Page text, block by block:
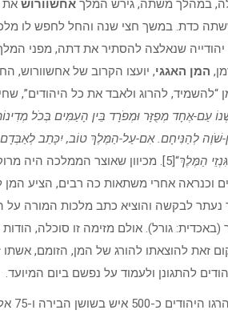
במהלך משתה, גירש המלך אחשוורוש את
כדת. במשך חצי שנה והחל לחפש לו
יהודייה שנאלצה להסתיר את דתה, מפני
המן האגגי, יועצו הקרוב של אחשוורוש,
“להשמיד, להרוג ולאבד את כל היהודים”,
עַם-אֶחָד מְפֻזָּר וּמְפֹרָד בֵּין הָעַמִּים בְּכֹל
שֹׁוֶה לְהַנִּיחָם. אִם-עַל-הַמֶּלֶךְ טוֹב, יִכָּתֵב
הַמֶּלֶךְ
“[5]. מכיוון שאוצר הממלכה היה
וכנראה אחרי משתאות כה רבים, הציע
לבקשה והוציא כתב מלכות המורה על
(באכדית: גורל). אולם מזימה זו סוכלה,
זאת להוצאתו להורג של המן, הזומם,
להתגונן ולעמוד על נפשם ביום המיועד.